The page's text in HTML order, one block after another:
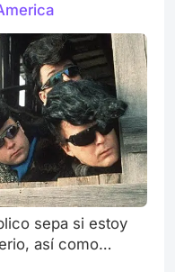
sepa si estoy
así como